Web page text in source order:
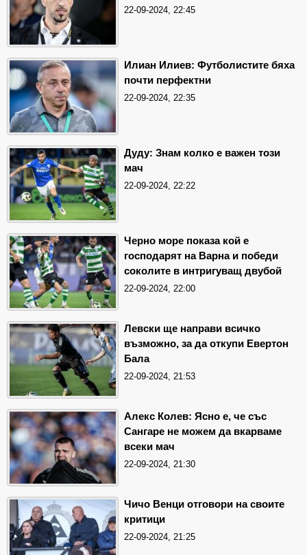
22-09-2024, 22:45
Илиан Илиев: Футболистите бяха
почти перфектни
22-09-2024, 22:35
Дуду: Знам колко е важен този
мач
22-09-2024, 22:22
Черно море показа кой е
господарят на Варна и победи
соколите в интригуващ двубой
22-09-2024, 22:00
Левски ще направи всичко
възможно, за да откупи Евертон
Бала
22-09-2024, 21:53
Алекс Колев: Ясно е, че със
Сангаре не можем да вкарваме
всеки мач
22-09-2024, 21:30
Чичо Венци отговори на своите
критици
22-09-2024, 21:25